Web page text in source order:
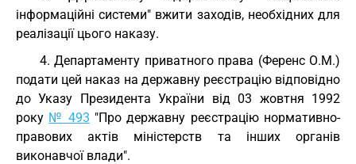
інформаційні системи" вжити заходів, необхідних для
реалізації цього наказу.
4. Департаменту приватного права (Ференс О.М.)
подати цей наказ на державну реєстрацію відповідно
до Указу Президента України від 03 жовтня 1992
року № 493 "Про державну реєстрацію нормативно-
правових актів міністерств та інших органів
виконавчої влади".